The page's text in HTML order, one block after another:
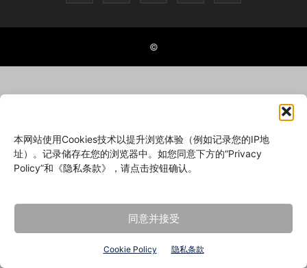
本网站使用Cookies技术以提升浏览体验（例如记录您的IP地
址）。记录储存在您的浏览器中。如您同意下方的“Privacy
Policy”和《隐私条款》，请点击按钮确认。
同意并接受
Cookie Policy 隐私条款
©